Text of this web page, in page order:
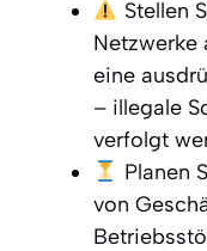
Stellen
Netzwerke
eine
– illegale
verfolgt
Planen
von